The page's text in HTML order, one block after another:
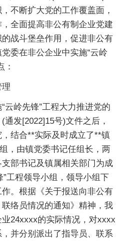
不断扩大党的工作覆盖面，
全面提高非公有制企业党建
战斗堡垒作用，促进非公有
委在非公企业中实施“云岭
：
云岭先锋”工程大力推进党的
发[2022]15号)文件之后，
结合**实际及时成立了**镇
，由镇党委书记任组长，两
部书记及镇属相关部门为成
”工程领导小组，领导小组下
。根据《关于报送向非公有
络员情况的通知》精神，我
24xxxx的实际情况，对xxxx
并分别派出了指导员、联系